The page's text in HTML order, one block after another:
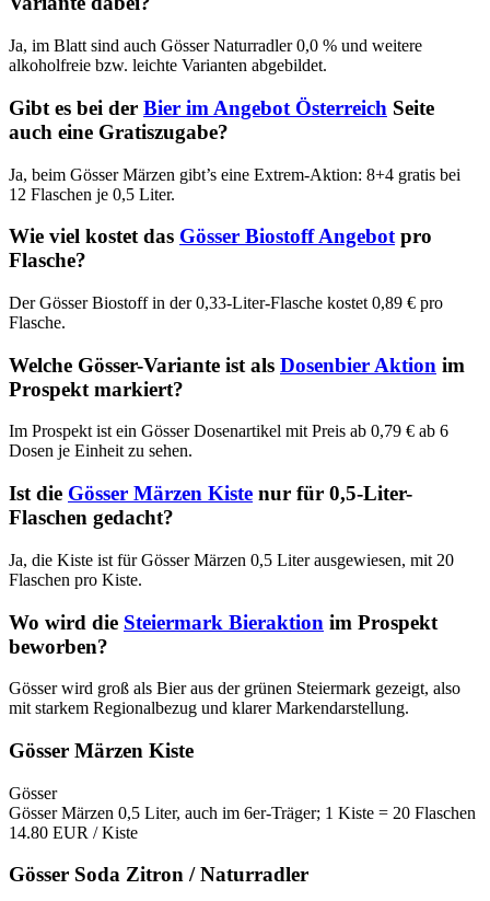
Ja, im Blatt sind auch Gösser Naturradler 0,0 % und weitere
alkoholfreie bzw. leichte Varianten abgebildet.
Gibt es bei der Bier im Angebot Österreich Seite
auch eine Gratiszugabe?
Ja, beim Gösser Märzen gibt’s eine Extrem-Aktion: 8+4 gratis bei
12 Flaschen je 0,5 Liter.
Wie viel kostet das Gösser Biostoff Angebotpro
Flasche?
Der Gösser Biostoff in der 0,33-Liter-Flasche kostet 0,89 € pro
Flasche.
Welche Gösser-Variante ist als Dosenbier Aktion im
Prospekt markiert?
Im Prospekt ist ein Gösser Dosenartikel mit Preis ab 0,79 € ab 6
Dosen je Einheit zu sehen.
Ist die Gösser Märzen Kiste nur für 0,5-Liter-
Flaschen gedacht?
Ja, die Kiste ist für Gösser Märzen 0,5 Liter ausgewiesen, mit 20
Flaschen pro Kiste.
Wo wird die Steiermark Bieraktion im Prospekt
beworben?
Gösser wird groß als Bier aus der grünen Steiermark gezeigt, also
mit starkem Regionalbezug und klarer Markendarstellung.
Gösser Märzen Kiste
Gösser
Gösser Märzen 0,5 Liter, auch im 6er-Träger; 1 Kiste = 20 Flaschen
14.80 EUR / Kiste
Gösser Soda Zitron / Naturradler